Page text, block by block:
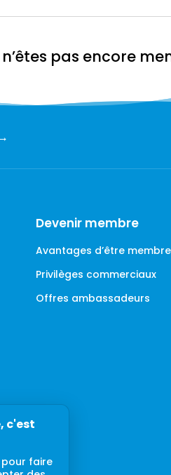
pas encore
Devenir membre
Avantages d’être membre
Privilèges commerciaux
Offres ambassadeurs
c'est
pour faire